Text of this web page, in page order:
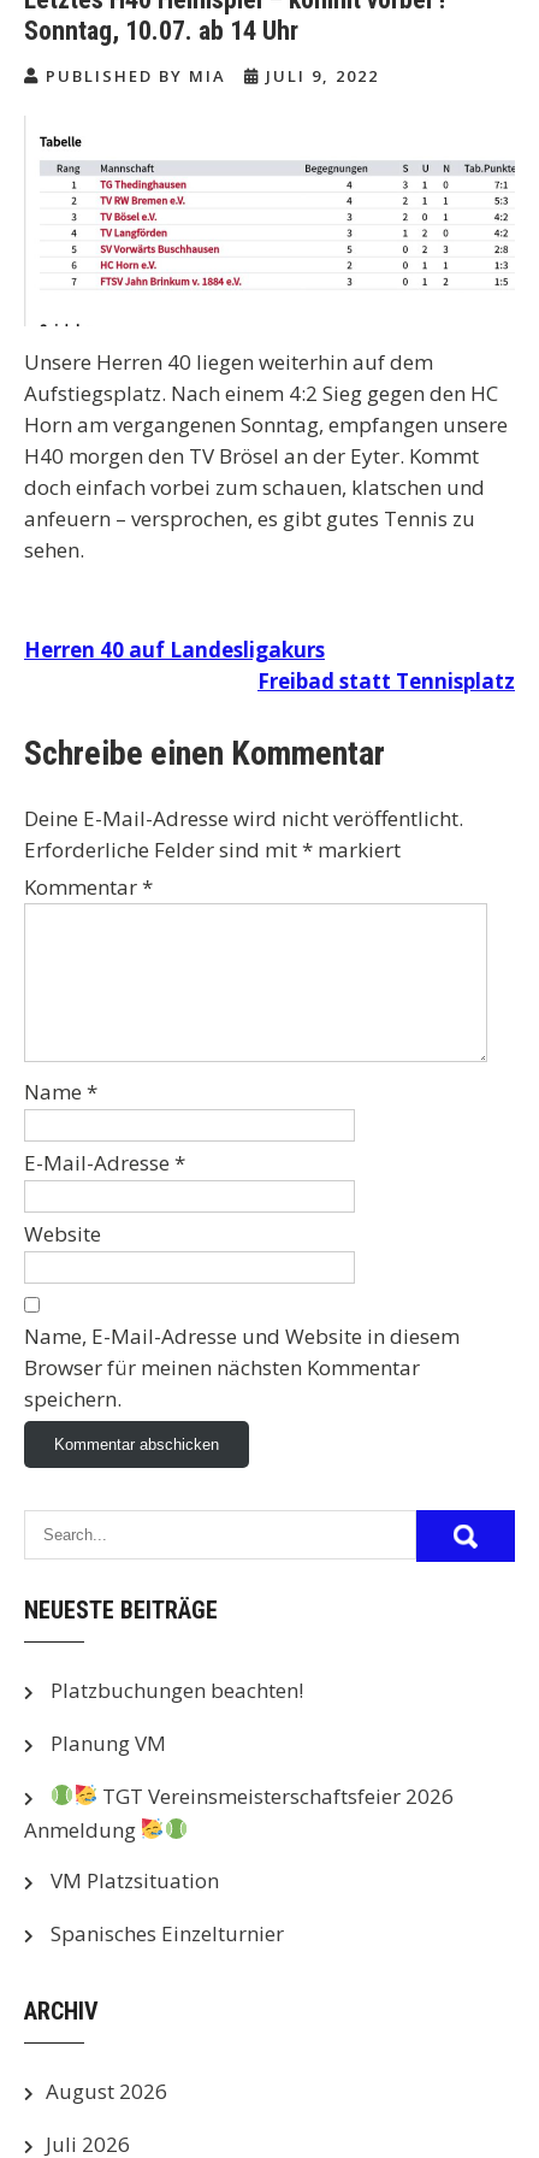
Sonntag, 10.07. ab 14 Uhr
PUBLISHED BY MIA JULI 9, 2022
Unsere Herren 40 liegen weiterhin auf dem
Aufstiegsplatz. Nach einem 4:2 Sieg gegen den HC
Horn am vergangenen Sonntag, empfangen unsere
H40 morgen den TV Brösel an der Eyter. Kommt
doch einfach vorbei zum schauen, klatschen und
anfeuern – versprochen, es gibt gutes Tennis zu
sehen.
Beitragsnavigation
Herren 40 auf Landesligakurs
Freibad statt Tennisplatz
Schreibe einen Kommentar
Deine E-Mail-Adresse wird nicht veröffentlicht.
Erforderliche Felder sind mit* markiert
Kommentar*
Name *
E-Mail-Adresse *
Website
Name, E-Mail-Adresse und Website in diesem
Browser für meinen nächsten Kommentar
speichern.
NEUESTE BEITRÄGE
Platzbuchungen beachten!
Planung VM
TGT Vereinsmeisterschaftsfeier 2026
Anmeldung
VM Platzsituation
Spanisches Einzelturnier
ARCHIV
August 2026
Juli 2026